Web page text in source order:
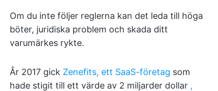
Om du inte följer reglerna kan det leda till höga
böter, juridiska problem och skada ditt
varumärkes rykte.
År 2017 gick Zenefits, ett SaaS-företag som
hade stigit till ett värde av 2 miljarder dollar ,